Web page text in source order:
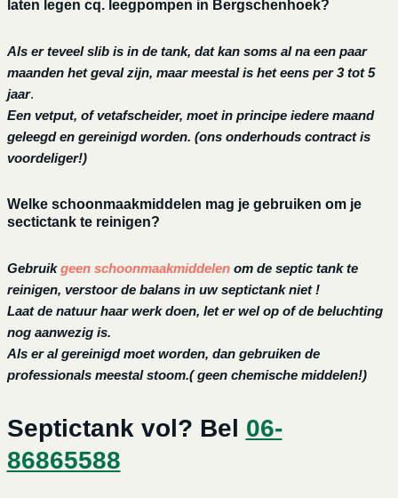
laten legen cq. leegpompen in Bergschenhoek?
Als er teveel slib is in de tank, dat kan soms al na een paar
maanden het geval zijn, maar meestal is het eens per 3 tot 5
jaar.
Een vetput, of vetafscheider, moet in principe iedere maand
geleegd en gereinigd worden. (ons onderhouds contract is
voordeliger!)
Welke schoonmaakmiddelen mag je gebruiken om je
sectictank te reinigen?
Gebruikgeen schoonmaakmiddelen om de septic tank te
reinigen, verstoor de balans in uw septictank niet !
Laat de natuur haar werk doen, let er wel op of de beluchting
nog aanwezig is.
Als er al gereinigd moet worden, dan gebruiken de
professionals meestal stoom.( geen chemische middelen!)
Septictank vol? Bel 06-
86865588